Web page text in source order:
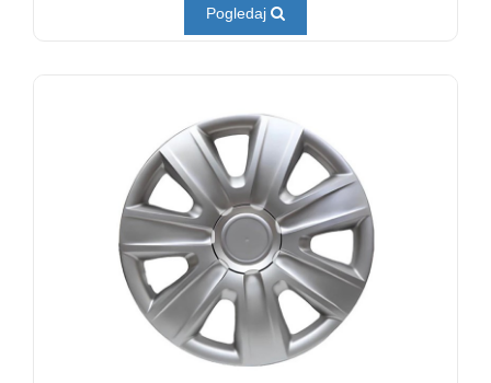
Pogledaj